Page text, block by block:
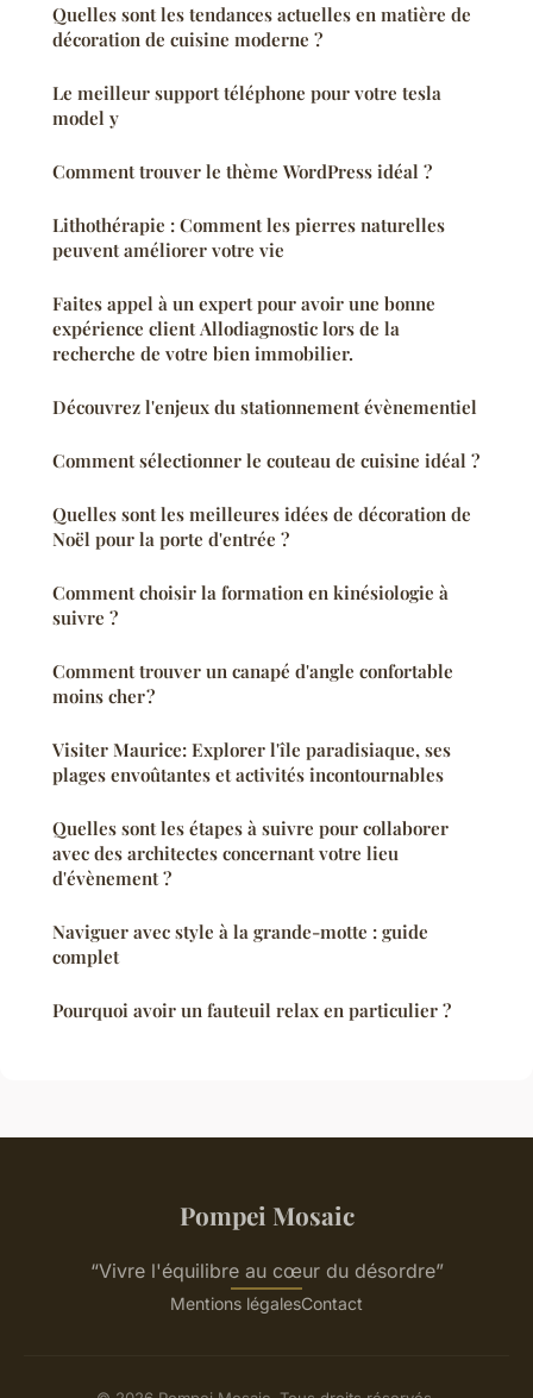
Quelles sont les tendances actuelles en matière de
décoration de cuisine moderne ?
Le meilleur support téléphone pour votre tesla
model y
Comment trouver le thème WordPress idéal ?
Lithothérapie : Comment les pierres naturelles
peuvent améliorer votre vie
Faites appel à un expert pour avoir une bonne
expérience client Allodiagnostic lors de la
recherche de votre bien immobilier.
Découvrez l'enjeux du stationnement évènementiel
Comment sélectionner le couteau de cuisine idéal ?
Quelles sont les meilleures idées de décoration de
Noël pour la porte d'entrée ?
Comment choisir la formation en kinésiologie à
suivre ?
Comment trouver un canapé d'angle confortable
moins cher ?
Visiter Maurice: Explorer l'île paradisiaque, ses
plages envoûtantes et activités incontournables
Quelles sont les étapes à suivre pour collaborer
avec des architectes concernant votre lieu
d'évènement ?
Naviguer avec style à la grande-motte : guide
complet
Pourquoi avoir un fauteuil relax en particulier ?
Pompei Mosaic
“Vivre l'équilibre au cœur du désordre”
Mentions légalesContact